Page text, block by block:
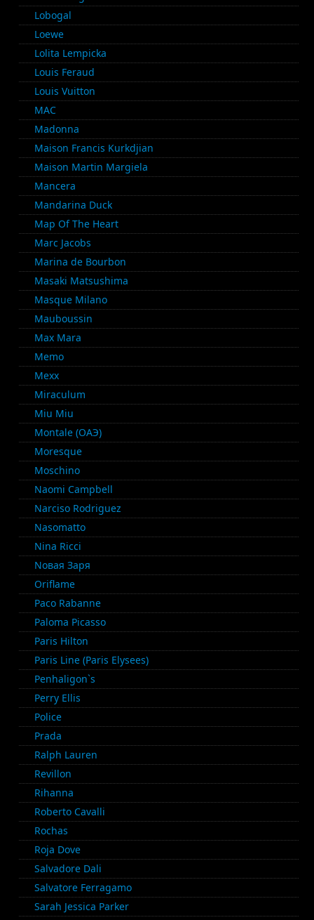
Lobogal
Loewe
Lolita Lempicka
Louis Feraud
Louis Vuitton
MAC
Madonna
Maison Francis Kurkdjian
Maison Martin Margiela
Mancera
Mandarina Duck
Map Of The Heart
Marc Jacobs
Marina de Bourbon
Masaki Matsushima
Masque Milano
Mauboussin
Max Mara
Memo
Mexx
Miraculum
Miu Miu
Montale (ОАЭ)
Moresque
Moschino
Naomi Campbell
Narciso Rodriguez
Nasomatto
Nina Ricci
Nовая Заря
Oriflame
Paco Rabanne
Paloma Picasso
Paris Hilton
Paris Line (Paris Elysees)
Penhaligon`s
Perry Ellis
Police
Prada
Ralph Lauren
Revillon
Rihanna
Roberto Cavalli
Rochas
Roja Dove
Salvadore Dali
Salvatore Ferragamo
Sarah Jessica Parker